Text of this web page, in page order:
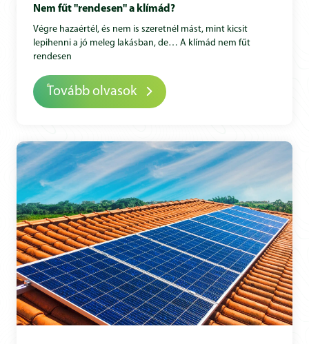
Nem fűt "rendesen" a klímád?
Végre hazaértél, és nem is szeretnél mást, mint kicsit
lepihenni a jó meleg lakásban, de… A klímád nem fűt
rendesen
Tovább olvasok